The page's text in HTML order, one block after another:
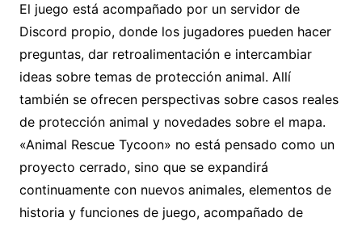
El juego está acompañado por un servidor de
Discord propio, donde los jugadores pueden hacer
preguntas, dar retroalimentación e intercambiar
ideas sobre temas de protección animal. Allí
también se ofrecen perspectivas sobre casos reales
de protección animal y novedades sobre el mapa.
«Animal Rescue Tycoon» no está pensado como un
proyecto cerrado, sino que se expandirá
continuamente con nuevos animales, elementos de
historia y funciones de juego, acompañado de